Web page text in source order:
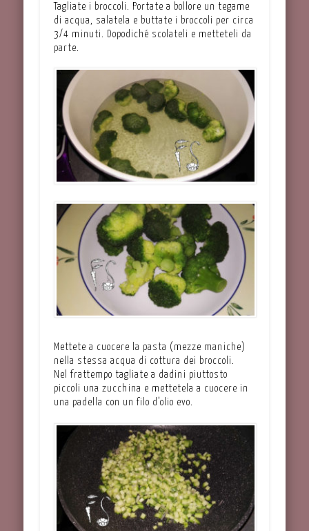
Tagliate i broccoli. Portate a bollore un tegame
di acqua, salatela e buttate i broccoli per circa
3/4 minuti. Dopodiché scolateli e metteteli da
parte.
Mettete a cuocere la pasta (mezze maniche)
nella stessa acqua di cottura dei broccoli.
Nel frattempo tagliate a dadini piuttosto
piccoli una zucchina e mettetela a cuocere in
una padella con un filo d’olio evo.